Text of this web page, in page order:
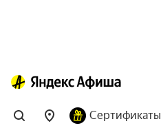
Сертификаты